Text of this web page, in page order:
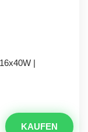
|
KAUFEN